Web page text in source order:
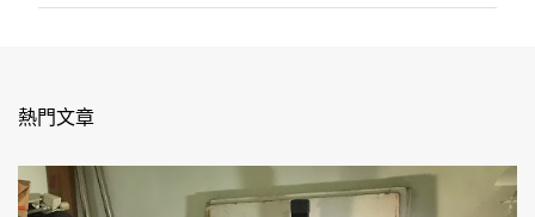
熱門文章